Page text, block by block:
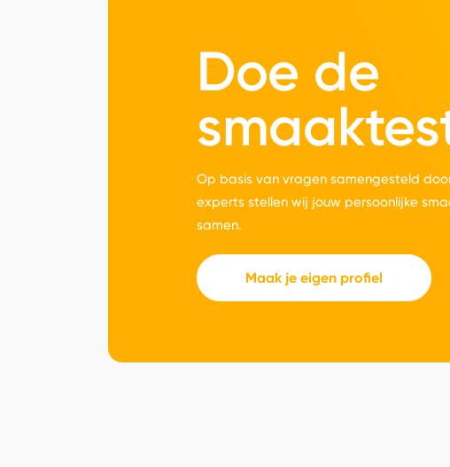
Doe de
Op basis van vragen samengesteld
experts stellen wij jouw persoonlijke
samen.
Maak je eigen profiel